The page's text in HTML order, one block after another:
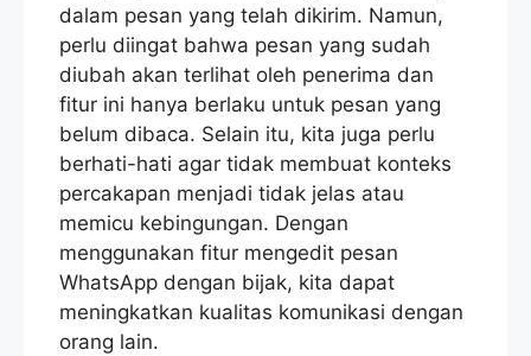
dalam pesan yang telah dikirim. Namun,
perlu diingat bahwa pesan yang sudah
diubah akan terlihat oleh penerima dan
fitur ini hanya berlaku untuk pesan yang
belum dibaca. Selain itu, kita juga perlu
berhati-hati agar tidak membuat konteks
percakapan menjadi tidak jelas atau
memicu kebingungan. Dengan
menggunakan fitur mengedit pesan
WhatsApp dengan bijak, kita dapat
meningkatkan kualitas komunikasi dengan
orang lain.